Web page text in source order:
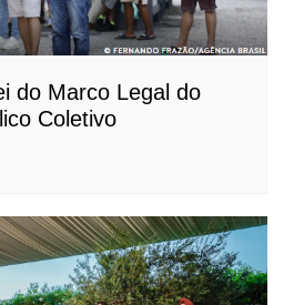
do Marco Legal do
Coletivo